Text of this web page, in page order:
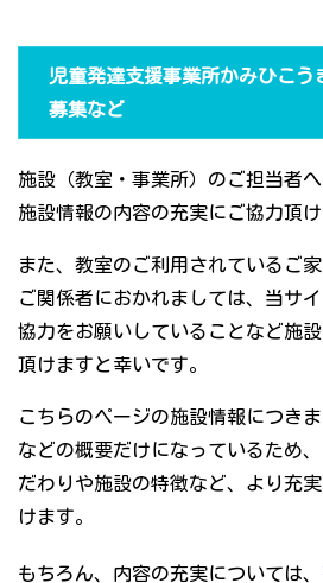
児童発達支援事業所かみひこう
募集など
施設（教室・事業所）のご担当者へ
施設情報の内容の充実にご協力頂
また、教室のご利用されているご
ご関係者におかれましては、当サ
協力をお願いしていることなど施
頂けますと幸いです。
こちらのページの施設情報につき
などの概要だけになっているため
だわりや施設の特徴など、より充
けます。
もちろん、内容の充実については、